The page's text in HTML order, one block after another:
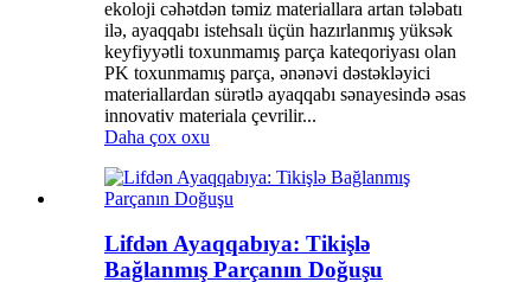
ekoloji cəhətdən təmiz materiallara artan tələbatı
ilə, ayaqqabı istehsalı üçün hazırlanmış yüksək
keyfiyyətli toxunmamış parça kateqoriyası olan
PK toxunmamış parça, ənənəvi dəstəkləyici
materiallardan sürətlə ayaqqabı sənayesində əsas
innovativ materiala çevrilir...
Daha çox oxu
Lifdən Ayaqqabıya: Tikişlə
Bağlanmış Parçanın Doğuşu